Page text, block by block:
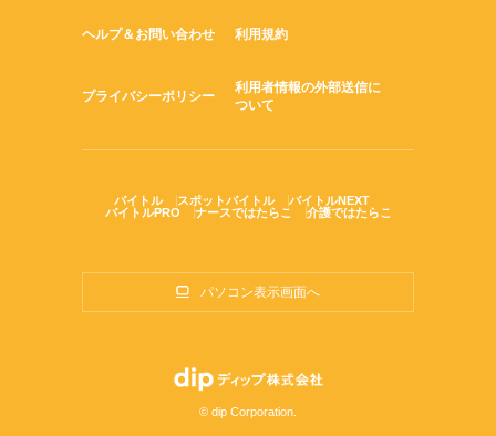
ヘルプ＆お問い合わせ 利用規約
プライバシーポリシー
利用者情報の外部送信に
ついて
バイトル スポットバイトル
バイトルNEXT
バイトルPRO
ナースではたらこ 介護ではたらこ
パソコン表示画面へ
© dip Corporation.